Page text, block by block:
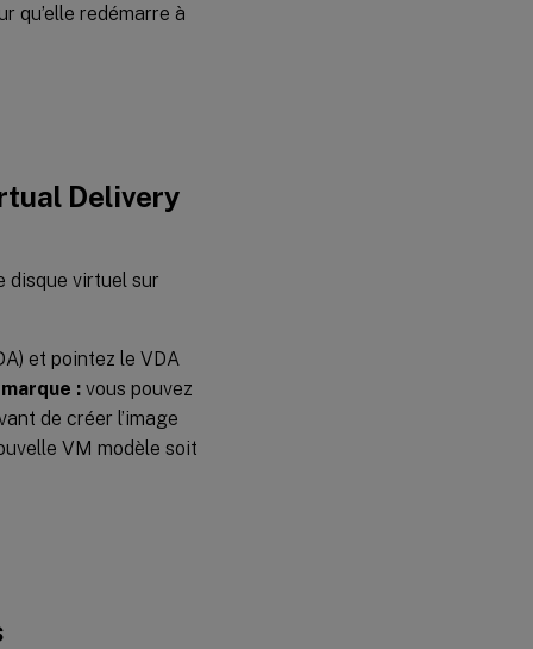
qu’elle redémarre à
Delivery
disque virtuel sur
et pointez le VDA
: vous pouvez
de créer l’image
VM modèle soit